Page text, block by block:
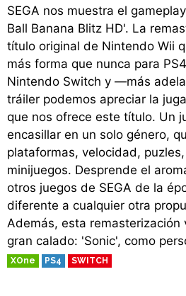
SEGA nos muestra el
Ball Banana Blitz HD'. La
título original de Nintendo Wii
más forma que nunca para
Nintendo Switch y —más
tráiler podemos apreciar la
que nos ofrece este título. Un
encasillar en un solo género,
plataformas, velocidad,
minijuegos. Desprende el
otros juegos de SEGA de la
diferente a cualquier otra
Además, esta remasterización
gran calado: 'Sonic', como
XOne PS4 SWITCH